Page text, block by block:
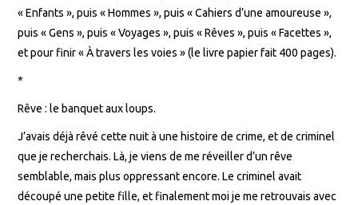
« Enfants », puis « Hommes », puis « Cahiers d’une amoureuse »,
puis « Gens », puis « Voyages », puis « Rêves », puis « Facettes »,
et pour finir « À travers les voies » (le livre papier fait 400 pages).
*
Rêve : le banquet aux loups.
J’avais déjà rêvé cette nuit à une histoire de crime, et de criminel
que je recherchais. Là, je viens de me réveiller d’un rêve
semblable, mais plus oppressant encore. Le criminel avait
découpé une petite fille, et finalement moi je me retrouvais avec